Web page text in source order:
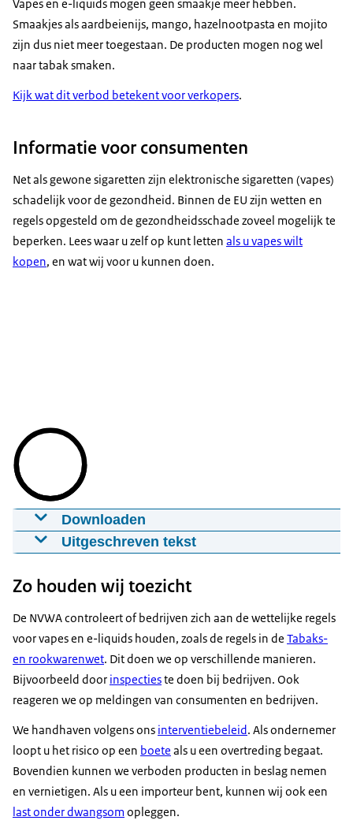
Vapes en e-liquids mogen geen smaakje meer hebben.
Smaakjes als aardbeienijs, mango, hazelnootpasta en mojito
zijn dus niet meer toegestaan. De producten mogen nog wel
naar tabak smaken.
Kijk wat dit verbod betekent voor verkopers.
Informatie voor consumenten
Net als gewone sigaretten zijn elektronische sigaretten (vapes)
schadelijk voor de gezondheid. Binnen de EU zijn wetten en
regels opgesteld om de gezondheidsschade zoveel mogelijk te
beperken. Lees waar u zelf op kunt letten als u vapes wilt
kopen, en wat wij voor u kunnen doen.
Downloaden
Video Vapen
Download
Ondertiteling
Download
Uitgeschreven tekst
De NVWA controleert of winkeliers geen
jaar. Dit doen we door het inzetten van testkopers.
Rookwinkel-uitbater:
Het mag niet, ik mag jou geen tabak verkopen, je
bent nog geen 18 jaar.
Renée Meex – Inspecteur NVWA:
Daarnaast controleert de NVWA of alle rookwaren
voldoen aan de eisen. Denk aan een vape uit
bijvoorbeeld China. Deze is lang niet altijd
bestemd voor de Europese markt en kan teveel
Zo houden wij toezicht
De NVWA controleert of bedrijven zich aan de wettelijke regels
voor vapes en e-liquids houden, zoals de regels in de Tabaks-
en rookwarenwet. Dit doen we op verschillende manieren.
Bijvoorbeeld door inspectieste doen bij bedrijven. Ook
reageren we op meldingen van consumenten en bedrijven.
We handhaven volgens ons interventiebeleid. Als ondernemer
loopt u het risico op een boete als u een overtreding begaat.
Bovendien kunnen we verboden producten in beslag nemen
en vernietigen. Als u een importeur bent, kunnen wij ook een
last onder dwangsom opleggen.